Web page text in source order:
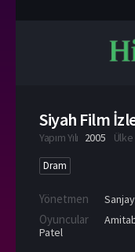
Siyah Film
Yapım Yılı 2005 Ülke
Dram
Yönetmen
Oyuncular
Patel